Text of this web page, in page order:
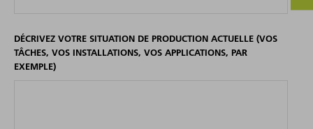
DÉCRIVEZ VOTRE SITUATION DE PRODUCTION ACTUELLE (VOS
TÂCHES, VOS INSTALLATIONS, VOS APPLICATIONS, PAR
EXEMPLE)